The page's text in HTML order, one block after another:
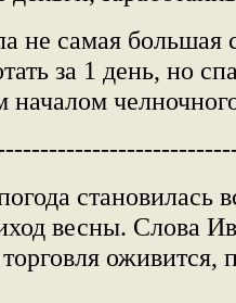
не самая
за 1 день, но
началом
становилась
весны. Слова
оживится,